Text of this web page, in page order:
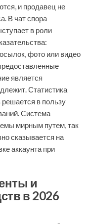
и продавец не
В чат спора
в роли
фото или видео
является
Статистика
в пользу
Система
мирным путем, так
сказывается на
аккаунта при
и
в 2026